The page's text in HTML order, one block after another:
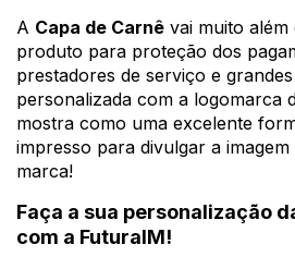
A Capa de Carnê vai muito além
produto para proteção dos
prestadores de serviço e
personalizada com a logomarca
mostra como uma excelente
impresso para divulgar a imagem
marca!
Faça a sua personalização
com a FuturaIM!